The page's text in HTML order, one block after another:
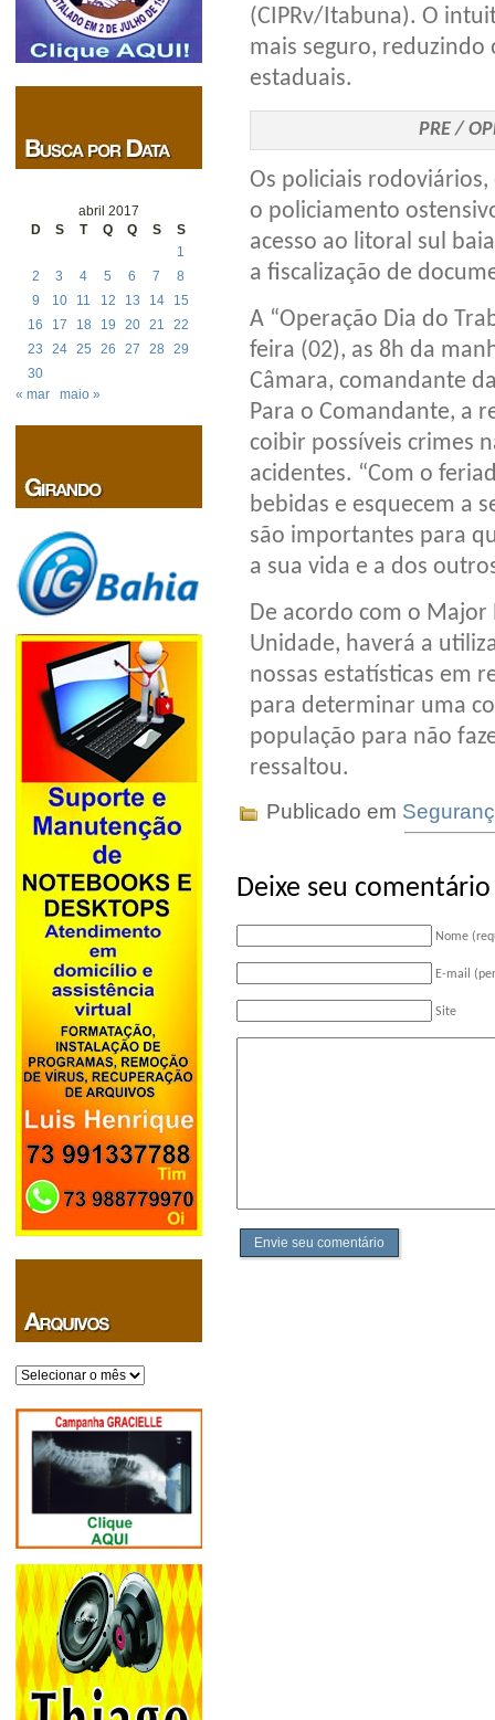
abril 2017
D
S T Q Q S
S
1
2
3 4 5 6 7
8
9
10 11 12 13 14
15
16
17 18 19 20 21
22
23
24 25 26 27 28
29
30
« mar
maio »
Arquivos
(CIPRv/Itabuna). O
mais seguro,
estaduais.
PRE /
Os policiais
o policiamento
acesso ao litoral sul
a fiscalização de
A “Operação Dia do
feira (02), as 8h da
Câmara, comandante
Para o Comandante, a
coibir possíveis crimes
acidentes. “Com o
bebidas e esquecem a
são importantes para
a sua vida e a dos
De acordo com o
Unidade, haverá a
nossas estatísticas em
para determinar uma
população para não
ressaltou.
Publicado em
Deixe seu comentário
Nome
E-mail
Site
Envie seu comentário